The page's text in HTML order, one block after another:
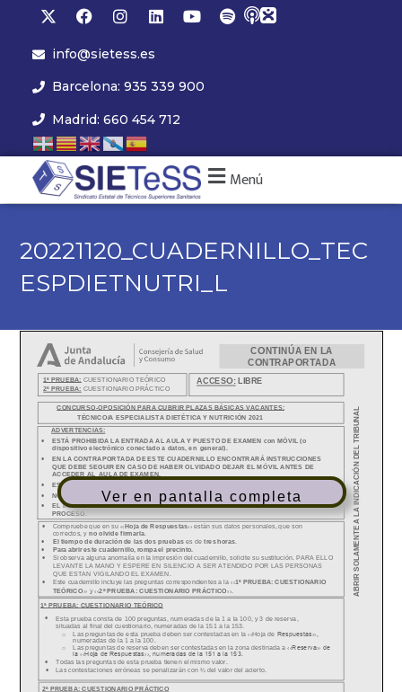
info@sietess.es
Barcelona: 935 339 900
Madrid: 660 454 712
Menú
20221120_CUADERNILLO_TEC
ESPDIETNUTRI_L
Ver en pantalla completa